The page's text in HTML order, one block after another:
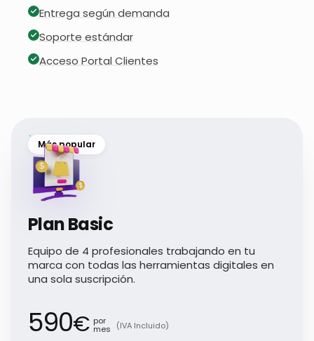
Entrega según demanda
Soporte estándar
Acceso Portal Clientes
Más popular
Plan Basic
Equipo de 4 profesionales trabajando en tu
marca con todas las herramientas digitales en
una sola suscripción.
590€ por
mes (IVA Incluido)